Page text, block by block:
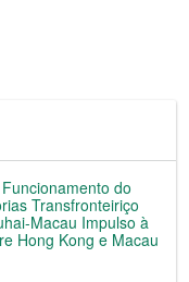
do
Transfronteiriço
Macau Impulso à
Hong Kong e Macau